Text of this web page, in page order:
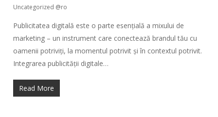
Uncategorized @ro
Publicitatea digitală este o parte esențială a mixului de
marketing – un instrument care conectează brandul tău cu
oamenii potriviți, la momentul potrivit și în contextul potrivit.
Integrarea publicității digitale…
Read More